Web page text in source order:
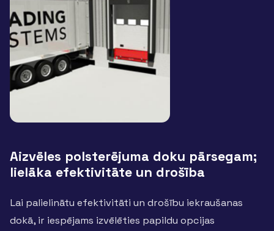
Aizvēles polsterējuma doku pārsegam;
lielāka efektivitāte un drošība
Lai palielinātu efektivitāti un drošību iekraušanas
dokā, ir iespējams izvēlēties papildu opcijas